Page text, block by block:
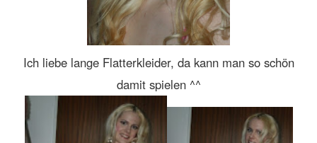
Ich liebe lange Flatterkleider, da kann man so schön
damit spielen ^^